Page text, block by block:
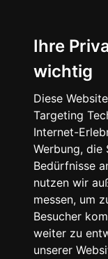
Ihre
wichtig
Diese
Targeting
Internet-
Werbung, die
Bedürfnisse
nutzen wir
messen, um
Besucher
weiter zu
unserer